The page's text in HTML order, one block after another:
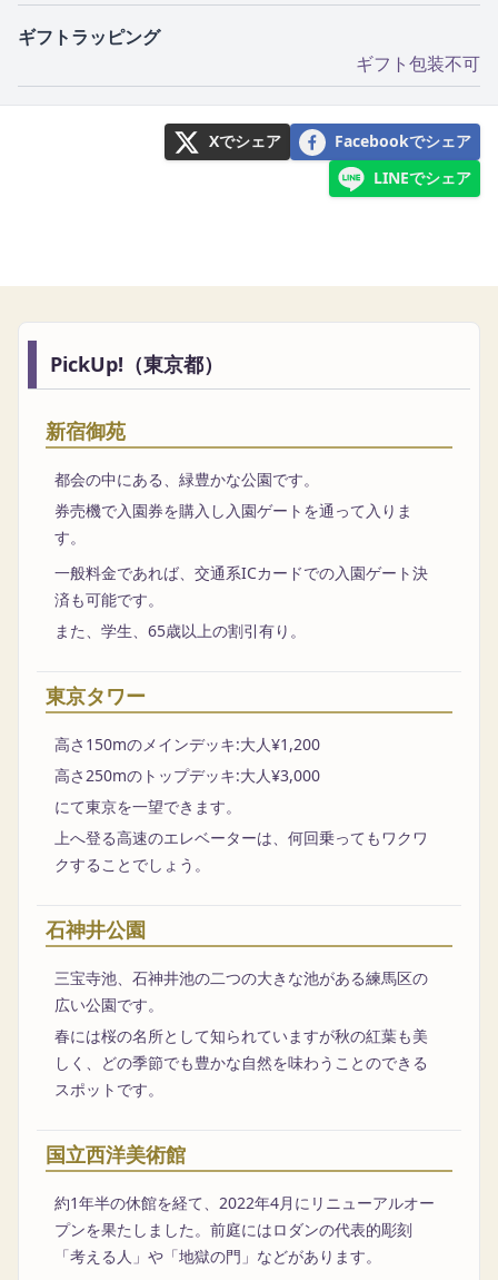
ギフトラッピング
ギフト包装不可
Xでシェア
Facebookでシェア
LINEでシェア
PickUp!（東京都）
新宿御苑
都会の中にある、緑豊かな公園です。
券売機で入園券を購入し入園ゲートを通って入りま
す。
一般料金であれば、交通系ICカードでの入園ゲート決
済も可能です。
また、学生、65歳以上の割引有り。
東京タワー
高さ150mのメインデッキ:大人¥1,200
高さ250mのトップデッキ:大人¥3,000
にて東京を一望できます。
上へ登る高速のエレベーターは、何回乗ってもワクワ
クすることでしょう。
石神井公園
三宝寺池、石神井池の二つの大きな池がある練馬区の
広い公園です。
春には桜の名所として知られていますが秋の紅葉も美
しく、どの季節でも豊かな自然を味わうことのできる
スポットです。
国立西洋美術館
約1年半の休館を経て、2022年4月にリニューアルオー
プンを果たしました。前庭にはロダンの代表的彫刻
「考える人」や「地獄の門」などがあります。